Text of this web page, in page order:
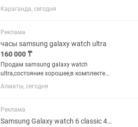
октябре 2025 года у официального
представителя в Казахстане. Гарантия
Состояние хорошее. Полная...
Караганда, сегодня
Реклама
часы samsung galaxy watch ultra
160 000 ₸
Продам samsung galaxy watch
ultra,состояние хорошее,в комплекте
всё имеется носили пол года,продажа
в связи с преобритением нового
оставшиеся вопросы по номеру
Алматы, сегодня
Реклама
Samsung Galaxy watch 6 classic 43mm